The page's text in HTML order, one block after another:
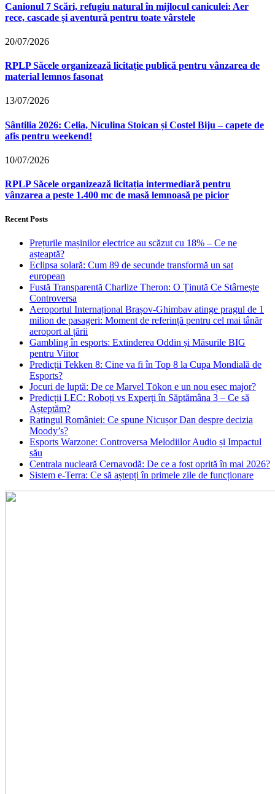
Canionul 7 Scări, refugiu natural în mijlocul caniculei: Aer
rece, cascade și aventură pentru toate vârstele
20/07/2026
RPLP Săcele organizează licitație publică pentru vânzarea de
material lemnos fasonat
13/07/2026
Sântilia 2026: Celia, Niculina Stoican și Costel Biju – capete de
afis pentru weekend!
10/07/2026
RPLP Săcele organizează licitația intermediară pentru
vânzarea a peste 1.400 mc de masă lemnoasă pe picior
Recent Posts
Prețurile mașinilor electrice au scăzut cu 18% – Ce ne
așteaptă?
Eclipsa solară: Cum 89 de secunde transformă un sat
european
Fustă Transparentă Charlize Theron: O Ținută Ce Stârnește
Controversa
Aeroportul Internațional Brașov‑Ghimbav atinge pragul de 1
milion de pasageri: Moment de referință pentru cel mai tânăr
aeroport al țării
Gambling în esports: Extinderea Oddin și Măsurile BIG
pentru Viitor
Predicții Tekken 8: Cine va fi în Top 8 la Cupa Mondială de
Esports?
Jocuri de luptă: De ce Marvel Tōkon e un nou eșec major?
Predicții LEC: Roboți vs Experți în Săptămâna 3 – Ce să
Așteptăm?
Ratingul României: Ce spune Nicușor Dan despre decizia
Moody’s?
Esports Warzone: Controversa Melodiilor Audio și Impactul
său
Centrala nucleară Cernavodă: De ce a fost oprită în mai 2026?
Sistem e-Terra: Ce să aștepți în primele zile de funcționare